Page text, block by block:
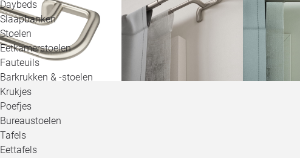
Daybeds
Slaapbanken
Stoelen
Eetkamerstoelen
Fauteuils
Barkrukken & -stoelen
Krukjes
Poefjes
Bureaustoelen
Tafels
Eettafels